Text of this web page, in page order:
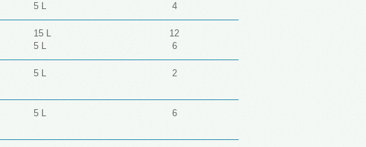
5 L
4
15 L
5 L
12
6
5 L 2
5 L 6